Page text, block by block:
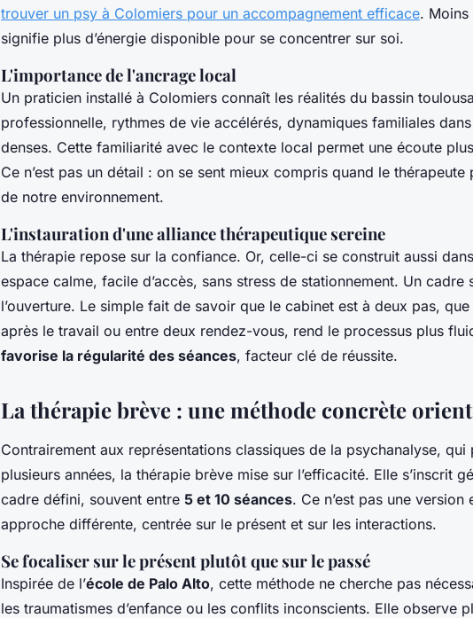
trouver un psy à Colomiers pour un accompagnement efficace. Moins
signifie plus d’énergie disponible pour se concentrer sur soi.
L'importance de l'ancrage local
Un praticien installé à Colomiers connaît les réalités du bassin
professionnelle, rythmes de vie accélérés, dynamiques familiales
denses. Cette familiarité avec le contexte local permet une écoute
Ce n’est pas un détail : on se sent mieux compris quand le
de notre environnement.
L'instauration d'une alliance thérapeutique sereine
La thérapie repose sur la confiance. Or, celle-ci se construit aussi
espace calme, facile d’accès, sans stress de stationnement. Un cadre
l’ouverture. Le simple fait de savoir que le cabinet est à deux pas, que
après le travail ou entre deux rendez-vous, rend le processus plus
favorise la régularité des séances, facteur clé de réussite.
La thérapie brève : une méthode concrète
Contrairement aux représentations classiques de la psychanalyse, qui
plusieurs années, la thérapie brève mise sur l’efficacité. Elle s’inscrit
cadre défini, souvent entre 5 et 10 séances. Ce n’est pas une version
approche différente, centrée sur le présent et sur les interactions.
Se focaliser sur le présent plutôt que sur le passé
Inspirée de l’école de Palo Alto, cette méthode ne cherche pas
les traumatismes d’enfance ou les conflits inconscients. Elle observe